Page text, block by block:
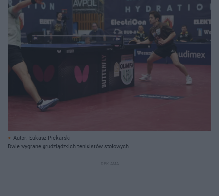
Autor: Łukasz Piekarski
Dwie wygrane grudziądzkich tenisistów stołowych